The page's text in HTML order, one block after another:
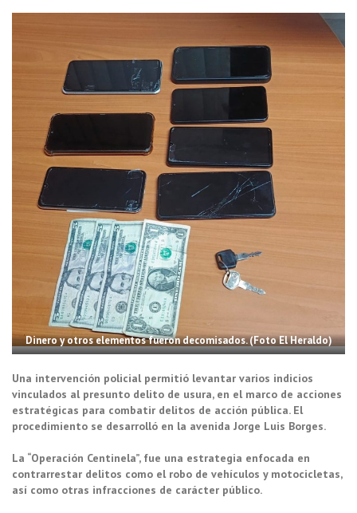
Dinero y otros elementos fueron decomisados. (Foto El Heraldo)
Una intervención policial permitió levantar varios indicios
vinculados al presunto delito de usura, en el marco de acciones
estratégicas para combatir delitos de acción pública. El
procedimiento se desarrolló en la avenida Jorge Luis Borges.
La “Operación Centinela”, fue una estrategia enfocada en
contrarrestar delitos como el robo de vehículos y motocicletas,
así como otras infracciones de carácter público.